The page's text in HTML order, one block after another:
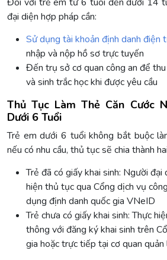
đại diện hợp pháp cần:
Sử dụng tài khoản định danh điện
nhập và nộp hồ sơ trực tuyến
Đến trụ sở cơ quan công an để
và sinh trắc học khi được yêu cầu
Thủ Tục Làm Thẻ Căn Cước
Dưới 6 Tuổi
Trẻ em dưới 6 tuổi không bắt buộc
nếu có nhu cầu, thủ tục sẽ chia thành
Trẻ đã có giấy khai sinh: Người
hiện thủ tục qua Cổng dịch vụ
dụng định danh quốc gia VNeID
Trẻ chưa có giấy khai sinh: Thực
thông với đăng ký khai sinh trên
gia hoặc trực tiếp tại cơ quan quản